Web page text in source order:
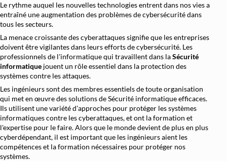
Architecture et Sécurité Cloud
Conteneurisation Docker et
Intégration Continue et Déploiement
Automatisation Réseau avec
Software-Defined Networking (SDN) et
Supervision et Observabilité
Le rythme auquel les nouvelles technologies entrent dans nos vies a
entraîné une augmentation des problèmes de cybersécurité dans
tous les secteurs.
La menace croissante des cyberattaques signifie que les entreprises
doivent être vigilantes dans leurs efforts de cybersécurité. Les
professionnels de l'informatique qui travaillent dans laSécurité
informatique jouent un rôle essentiel dans la protection des
systèmes contre les attaques.
Les ingénieurs sont des membres essentiels de toute organisation
qui met en œuvre des solutions de Sécurité informatique efficaces.
Ils utilisent une variété d'approches pour protéger les systèmes
informatiques contre les cyberattaques, et ont la formation et
l'expertise pour le faire. Alors que le monde devient de plus en plus
cyberdépendant, il est important que les ingénieurs aient les
compétences et la formation nécessaires pour protéger nos
systèmes.